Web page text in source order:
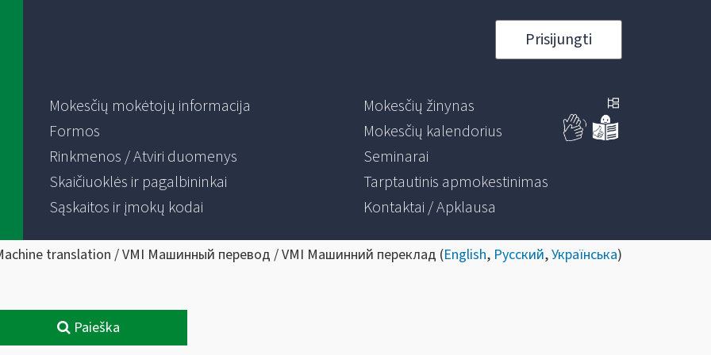
Prisijungti
Mokesčių mokėtojų informacija
Formos
Rinkmenos / Atviri duomenys
Skaičiuoklės ir pagalbininkai
Sąskaitos ir įmokų kodai
Mokesčių žinynas
Mokesčių kalendorius
Seminarai
Tarptautinis apmokestinimas
Kontaktai / Apklausa
translation / VMI Машинный перевод / VMI Машинний переклад (English, Русский,Українська)
Paieška